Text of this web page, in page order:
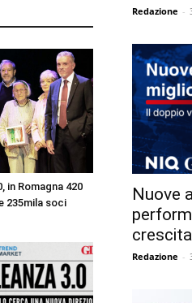
in Romagna 420
235mila soci
Redazione -
Nuove
Redazione -